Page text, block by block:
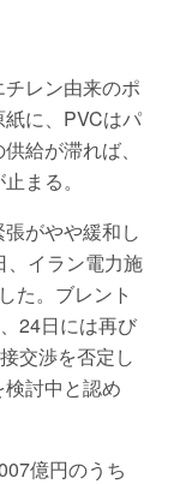
レン由来のポ
に、PVCはパ
給が滞れば、
まる。
がやや緩和し
、イラン電力施
た。ブレント
24日には再び
交渉を否定し
討中と認め
億円のうち